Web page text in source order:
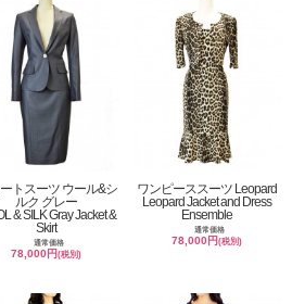
トスーツ ウール&シ
ルク グレー
& SILK Gray Jacket &
Skirt
通常価格
78,000円(税別)
ワンピーススーツ Leopard
Leopard Jacket and Dress
Ensemble
通常価格
78,000円(税別)